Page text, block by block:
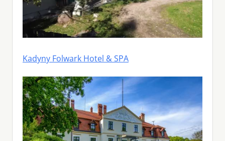
Kadyny Folwark Hotel & SPA